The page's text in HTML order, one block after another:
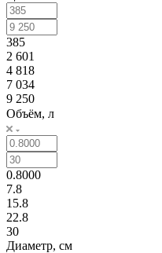
385
2 601
4 818
7 034
9 250
Объём, л
0.8000
7.8
15.8
22.8
30
Диаметр, см